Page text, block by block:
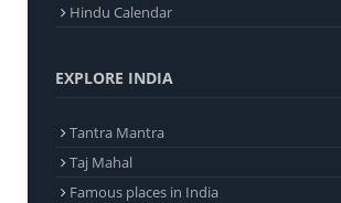
Hindu Calendar
EXPLORE INDIA
Tantra Mantra
Taj Mahal
Famous places in India